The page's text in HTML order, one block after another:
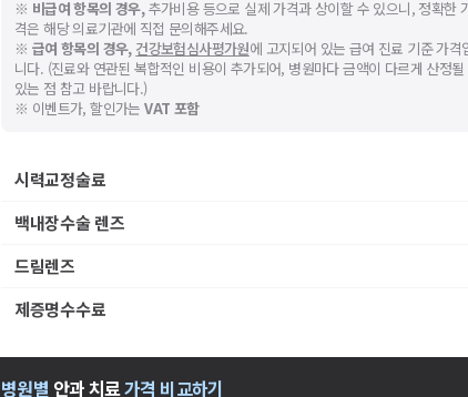
※ 비급여 항목의 경우,추가비용 등으로 실제 가격과 상이할 수 있으니, 정확한
격은 해당 의료기관에 직접 문의해주세요.
※ 급여 항목의 경우, 건강보험심사평가원에 고지되어 있는 급여 진료 기준 가격
니다. (진료와 연관된 복합적인 비용이 추가되어, 병원마다 금액이 다르게 산정될
있는 점 참고 바랍니다.)
※ 이벤트가, 할인가는VAT 포함
시력교정술료
백내장수술 렌즈
드림렌즈
제증명수수료
병원별 안과치료가격 비교하기